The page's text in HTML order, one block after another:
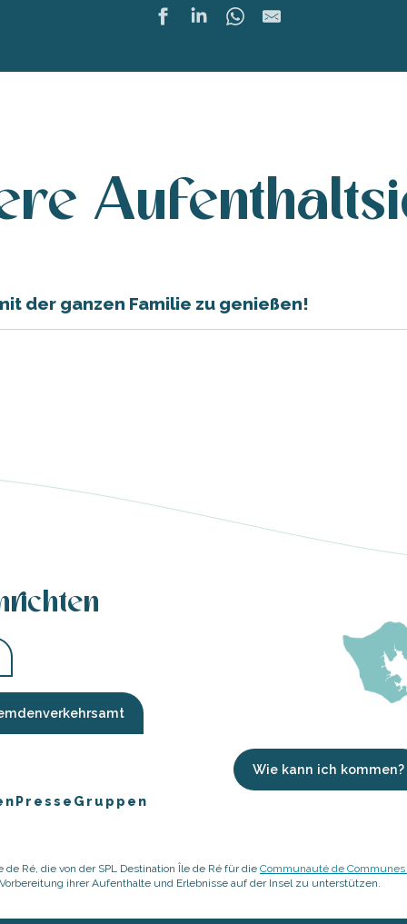
der ganzen Familie zu genießen!
Presse Gruppen
Wie kann ich kommen?
Ré, die von der SPL Destination Île de Ré für die Communauté de Communes
ihrer Aufenthalte und Erlebnisse auf der Insel zu unterstützen.